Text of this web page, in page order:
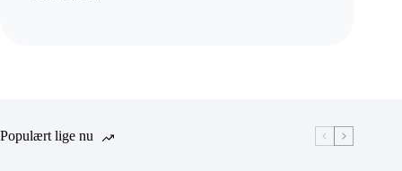
Populært lige nu